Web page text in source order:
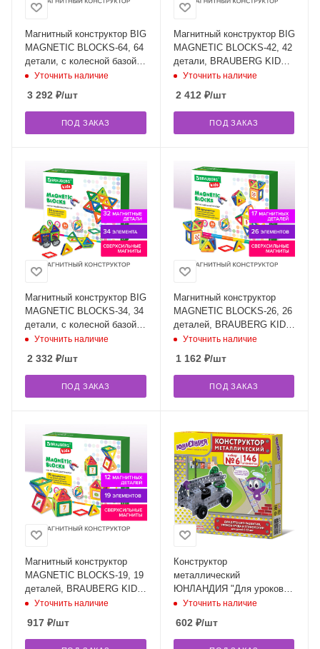
Магнитный конструктор BIG
MAGNETIC BLOCKS-64, 64
детали, с колесной базой,
BRAUBERG KIDS, 663847
Уточнить наличие
3 292 ₽/шт
ПОД ЗАКАЗ
Магнитный конструктор BIG
MAGNETIC BLOCKS-42, 42
детали, BRAUBERG KIDS,
663846
Уточнить наличие
2 412 ₽/шт
ПОД ЗАКАЗ
Магнитный конструктор BIG
MAGNETIC BLOCKS-34, 34
детали, с колесной базой,
BRAUBERG KIDS, 663845
Уточнить наличие
2 332 ₽/шт
ПОД ЗАКАЗ
Магнитный конструктор
MAGNETIC BLOCKS-26, 26
деталей, BRAUBERG KIDS,
663844
Уточнить наличие
1 162 ₽/шт
ПОД ЗАКАЗ
Магнитный конструктор
MAGNETIC BLOCKS-19, 19
деталей, BRAUBERG KIDS,
663843
Уточнить наличие
917 ₽/шт
Конструктор
металлический
ЮНЛАНДИЯ "Для уроков
труда №6", развивающий,
Уточнить наличие
602 ₽/шт